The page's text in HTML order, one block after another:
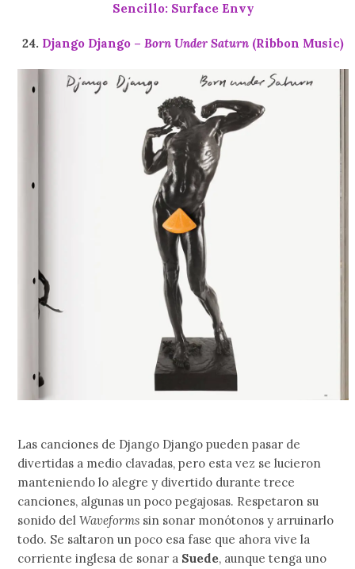
Sencillo: Surface Envy
24. Django Django –Born Under Saturn (Ribbon Music)
Las canciones de Django Django pueden pasar de
divertidas a medio clavadas, pero esta vez se lucieron
manteniendo lo alegre y divertido durante trece
canciones, algunas un poco pegajosas. Respetaron su
sonido delWaveforms sin sonar monótonos y arruinarlo
todo. Se saltaron un poco esa fase que ahora vive la
corriente inglesa de sonar a Suede, aunque tenga uno